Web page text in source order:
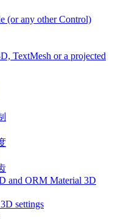
(or any other Control)
TextMesh or a projected
and ORM Material 3D
settings